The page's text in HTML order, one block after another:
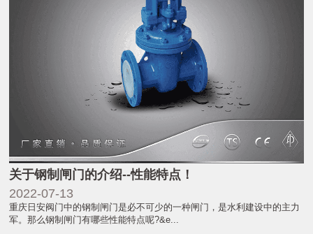
关于钢制闸门的介绍--性能特点！
2022-07-13
重庆日安阀门中的钢制闸门是必不可少的一种闸门，是水利建设中的主力
军。那么钢制闸门有哪些性能特点呢?&e...